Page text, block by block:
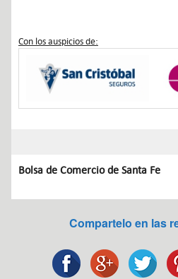
Con los auspicios de:
Bolsa de Comercio de Santa Fe
Compartelo en las